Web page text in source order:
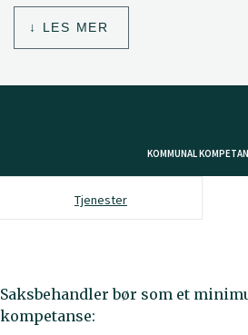
LES MER
KOMMUNAL
Tjenester
Saksbehandler bør som et
kompetanse: